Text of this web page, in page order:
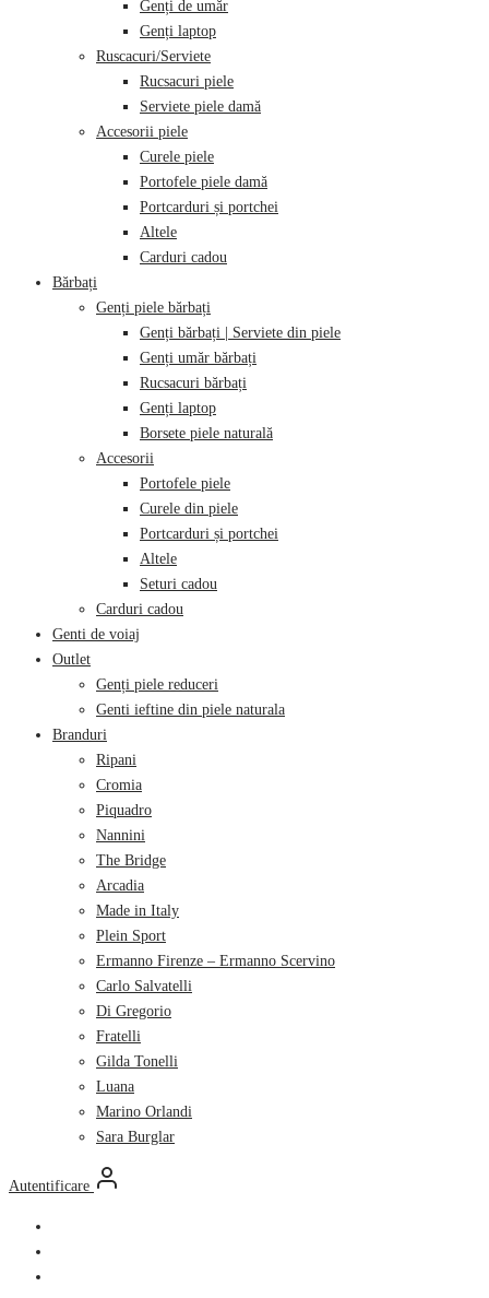
Genți de umăr
Genți laptop
Ruscacuri/Serviete
Rucsacuri piele
Serviete piele damă
Accesorii piele
Curele piele
Portofele piele damă
Portcarduri și portchei
Altele
Carduri cadou
Bărbați
Genți piele bărbați
Genți bărbați | Serviete din piele
Genți umăr bărbați
Rucsacuri bărbați
Genți laptop
Borsete piele naturală
Accesorii
Portofele piele
Curele din piele
Portcarduri și portchei
Altele
Seturi cadou
Carduri cadou
Genti de voiaj
Outlet
Genți piele reduceri
Genti ieftine din piele naturala
Branduri
Ripani
Cromia
Piquadro
Nannini
The Bridge
Arcadia
Made in Italy
Plein Sport
Ermanno Firenze – Ermanno Scervino
Carlo Salvatelli
Di Gregorio
Fratelli
Gilda Tonelli
Luana
Marino Orlandi
Sara Burglar
Autentificare